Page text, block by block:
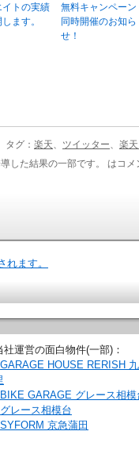
イトの実績
ます。
無料キャンペーン
同時開催のお知ら
せ！
タグ： 楽天 ツイッター
楽
した結果の一部です。 は コ
ます。
社運営の面白物件(一部)：
GARAGE HOUSE RERISH
BIKE GARAGE グレース相模
グレース相模台
SYFORM 京急蒲田